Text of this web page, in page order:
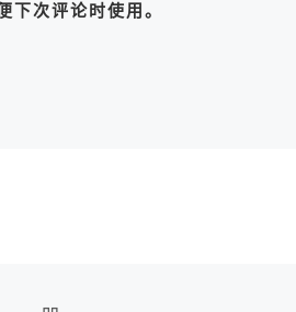
下次评论时使用。